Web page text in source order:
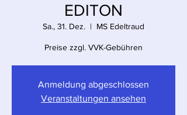
EDITON
Sa., 31. Dez.
  |
MS Edeltraud
Preise zzgl. VVK-Gebühren
Anmeldung abgeschlossen
Veranstaltungen ansehen